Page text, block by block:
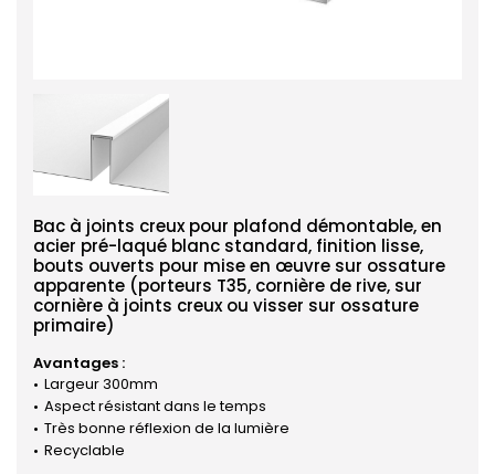
Bac à joints creux pour plafond démontable, en
acier pré-laqué blanc standard, finition lisse,
bouts ouverts pour mise en œuvre sur ossature
apparente (porteurs T35, cornière de rive, sur
cornière à joints creux ou visser sur ossature
primaire)
Avantages :
Largeur 300mm
Aspect résistant dans le temps
Très bonne réflexion de la lumière
Recyclable